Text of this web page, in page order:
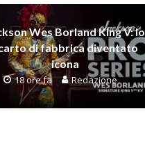
Wes Borland King V: lo
di fabbrica diventato
icona
18 ore fa Redazione